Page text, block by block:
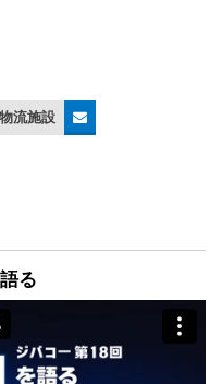
物流施設
る